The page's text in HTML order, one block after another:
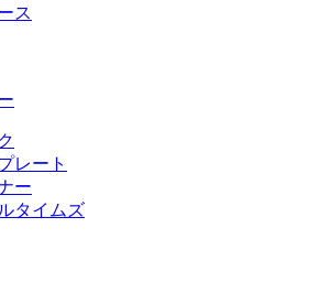
ス
レート
ー
タイムズ